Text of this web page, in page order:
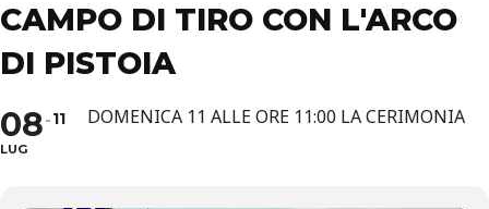
CAMPO DI TIRO CON L'ARCO
DI PISTOIA
08
LUG
11 DOMENICA 11 ALLE ORE 11:00 LA CERIMONIA